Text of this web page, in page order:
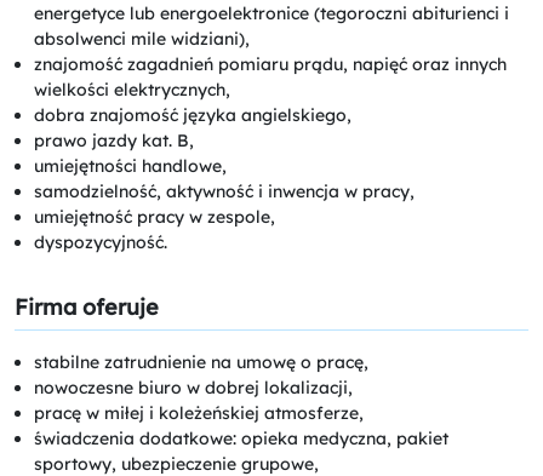
energetyce lub energoelektronice (tegoroczni abiturienci i
absolwenci mile widziani),
znajomość zagadnień pomiaru prądu, napięć oraz innych
wielkości elektrycznych,
dobra znajomość języka angielskiego,
prawo jazdy kat. B,
umiejętności handlowe,
samodzielność, aktywność i inwencja w pracy,
umiejętność pracy w zespole,
dyspozycyjność.
Firma oferuje
stabilne zatrudnienie na umowę o pracę,
nowoczesne biuro w dobrej lokalizacji,
pracę w miłej i koleżeńskiej atmosferze,
świadczenia dodatkowe: opieka medyczna, pakiet
sportowy, ubezpieczenie grupowe,